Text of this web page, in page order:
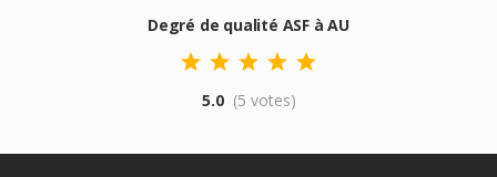
Degré de qualité ASF à AU
5.0 (5 votes)